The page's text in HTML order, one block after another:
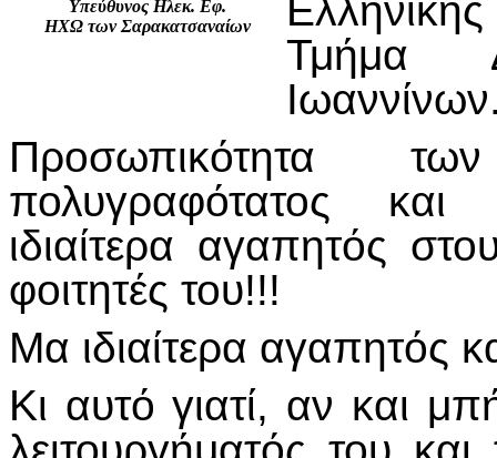
Υπεύθυνος Ηλεκ. Εφ.
ΗΧΩ των Σαρακατσαναίων
Τμήμα
Προσωπικότητα
πολυγραφότατος και
ιδιαίτερα αγαπητός
φοιτητές του!!!
Μα ιδιαίτερα αγαπητός
Κι αυτό γιατί, αν και